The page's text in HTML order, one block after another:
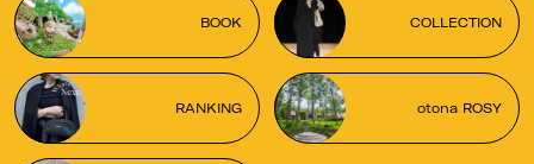
BOOK COLLECTION
RANKING otona ROSY